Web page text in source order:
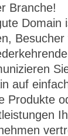
Branche!
Domain
auf
Produkte